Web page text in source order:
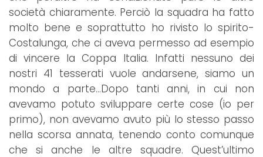
società chiaramente. Perciò la squadra ha fatto
molto bene e soprattutto ho rivisto lo spirito-
Costalunga, che ci aveva permesso ad esempio
di vincere la Coppa Italia. Infatti nessuno dei
nostri 41 tesserati vuole andarsene, siamo un
mondo a parte…Dopo tanti anni, in cui non
avevamo potuto sviluppare certe cose (io per
primo), non avevamo avuto più lo stesso passo
nella scorsa annata, tenendo conto comunque
che si anche le altre squadre. Quest’ultimo